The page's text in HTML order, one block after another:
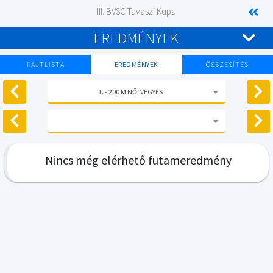
III. BVSC Tavaszi Kupa
EREDMÉNYEK
RAJTLISTA EREDMÉNYEK ÖSSZESÍTÉS
1. - 200 M NŐI VEGYES
Nincs még elérhető futameredmény